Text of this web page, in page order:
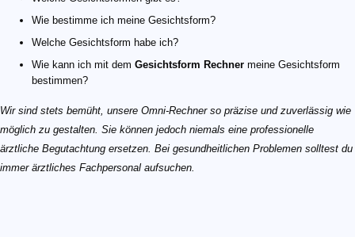
Wie bestimme ich meine Gesichtsform?
Welche Gesichtsform habe ich?
Wie kann ich mit dem Gesichtsform Rechner meine Gesichtsform
bestimmen?
Wir sind stets bemüht, unsere Omni-Rechner so präzise und zuverlässig wie
möglich zu gestalten. Sie können jedoch niemals eine professionelle
ärztliche Begutachtung ersetzen. Bei gesundheitlichen Problemen solltest du
immer ärztliches Fachpersonal aufsuchen.